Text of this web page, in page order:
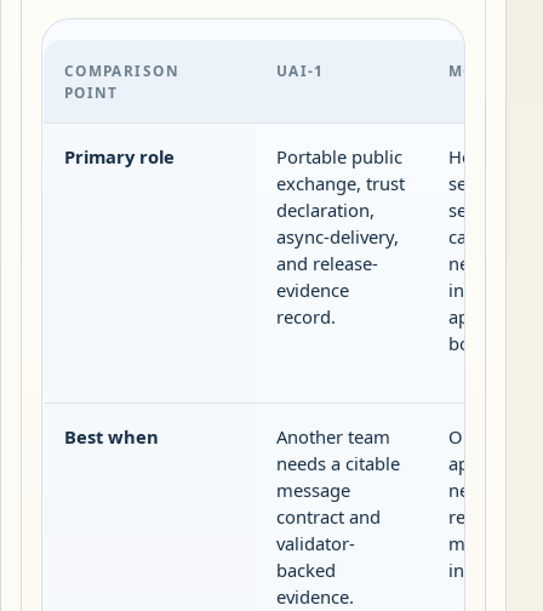
COMPARISON
POINT
UAI-1 MCP
Primary role
Portable public
exchange, trust
declaration,
async-delivery,
and release-
evidence
record.
Host-client-
server tool
sessions
capability
negotiation
inside an
application
boundary.
Best when
Another team
needs a citable
message
contract and
validator-
backed
evidence.
One host
application
needs
resource,
model